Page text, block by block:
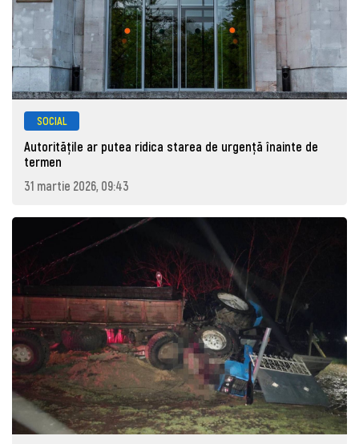
SOCIAL
Autoritățile ar putea ridica starea de urgență înainte de
termen
31 martie 2026, 09:43